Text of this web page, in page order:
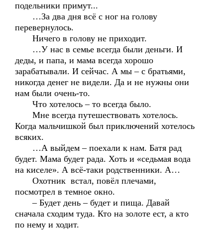
подельники примут...
…За два дня всё с ног на голову
перевернулось.
Ничего в голову не приходит.
…У нас в семье всегда были деньги. И
деды, и папа, и мама всегда хорошо
зарабатывали. И сейчас. А мы – с братьями,
никогда денег не видели. Да и не нужны они
нам были очень-то.
Что хотелось – то всегда было.
Мне всегда путешествовать хотелось.
Когда мальчишкой был приключений хотелось
всяких.
…А выйдем – поехали к нам. Батя рад
будет. Мама будет рада. Хоть и «седьмая вода
на киселе». А всё-таки родственники. А…
Охотник встал, повёл плечами,
посмотрел в темное окно.
– Будет день – будет и пища. Давай
сначала сходим туда. Кто на золоте ест, а кто
по нему и ходит.